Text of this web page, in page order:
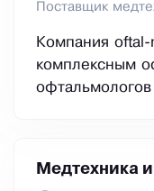
Поставщик
Компания oftal-
комплексным
Медтехника